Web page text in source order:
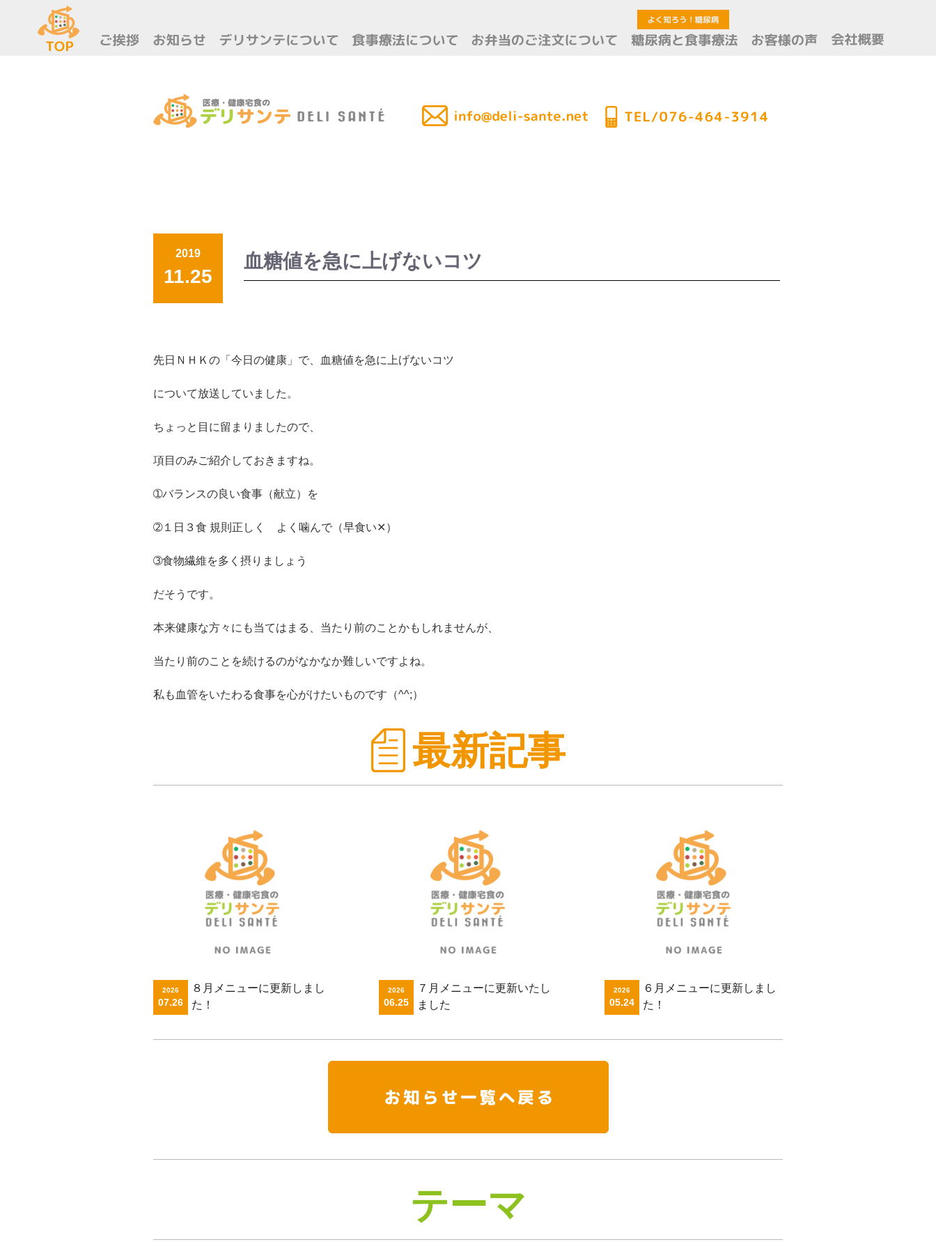
2019
11.25
血糖値を急に上げないコツ
先日ＮＨＫの「今日の健康」で、血糖値を急に上げないコツ
について放送していました。
ちょっと目に留まりましたので、
項目のみご紹介しておきますね。
➀バランスの良い食事（献立）を
➁１日３食 規則正しく よく噛んで（早食い✕）
➂食物繊維を多く摂りましょう
だそうです。
本来健康な方々にも当てはまる、当たり前のことかもしれませんが、
当たり前のことを続けるのがなかなか難しいですよね。
私も血管をいたわる食事を心がけたいものです（^^;）
最新記事
2026
07.26
８月メニューに更新しまし
た！
2026
06.25
７月メニューに更新いたし
ました
2026
05.24
６月メニューに更新しまし
た！
テーマ